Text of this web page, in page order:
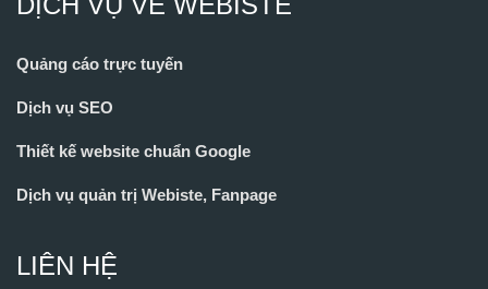
Quảng cáo trực tuyến
Dịch vụ SEO
Thiết kế website chuẩn Google
Dịch vụ quản trị Webiste, Fanpage
LIÊN HỆ